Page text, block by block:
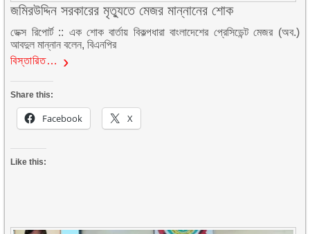
জমিরউদ্দিন সরকারের মৃত্যুতে মেজর মান্নানের শোক
ডেক্স রিপোর্ট :: এক শোক বার্তায় বিকল্পধারা বাংলাদেশের প্রেসিডেন্ট মেজর (অব.)
আবদুল মান্নান বলেন, বিএনপির
বিস্তারিত…
Share this:
Facebook X
Like this: